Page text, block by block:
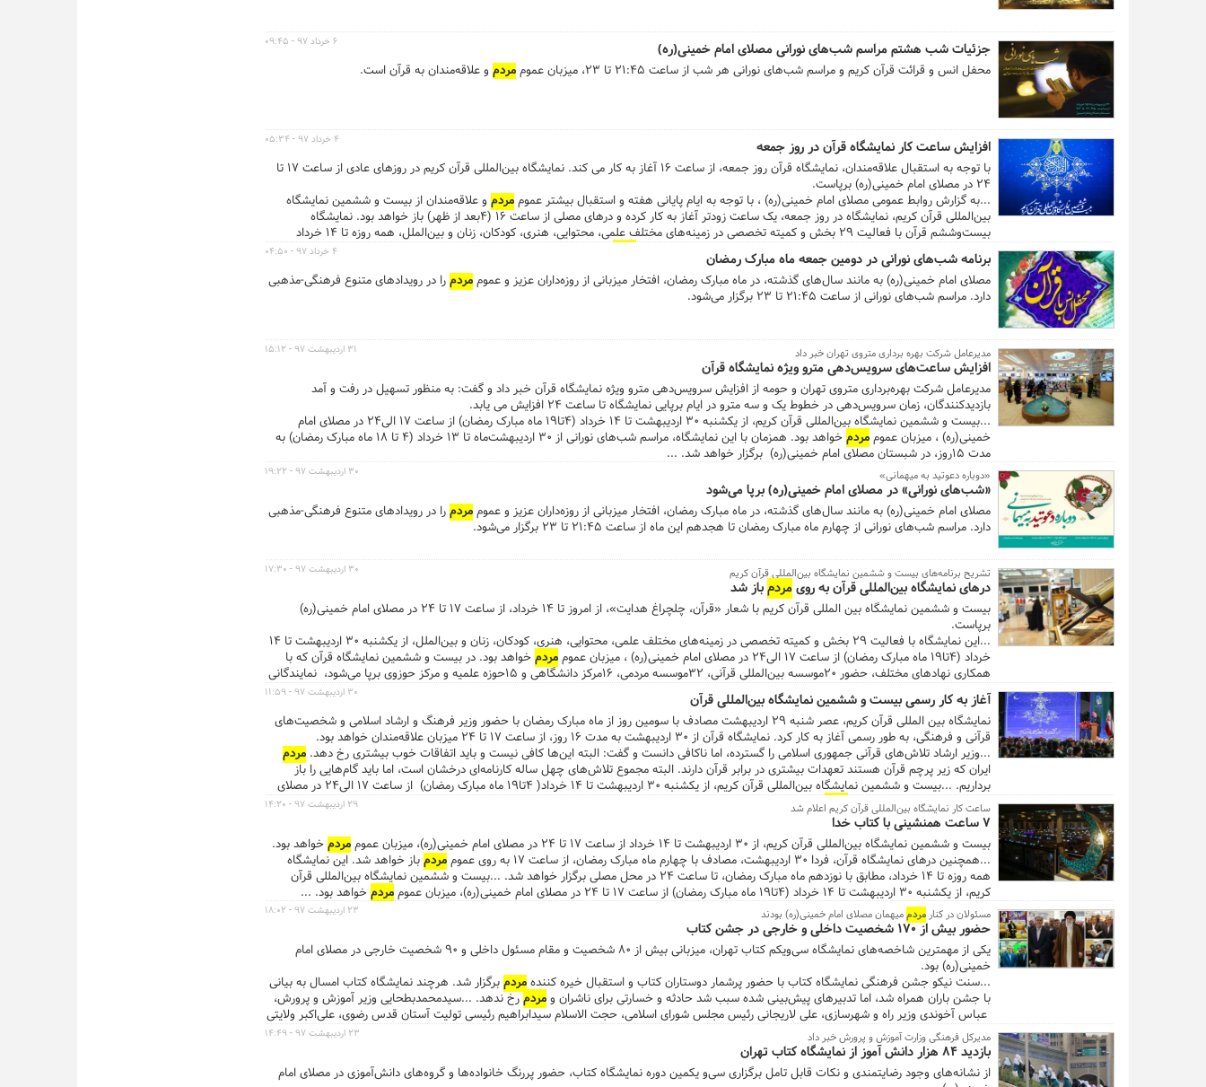
جزئیات شب هشتم مراسم شب‌های نورانی مصلای امام خمینی(ره)
محفل انس و قرائت قرآن کریم و مراسم شب‌های نورانی هر شب از ساعت ۲۱:۴۵ تا ۲۳، میزبان عموم مردم و علاقه‌مندان به قرآن است.
۶ خرداد ۹۷ - ۰۹:۴۵
افزایش ساعت کار نمایشگاه قرآن در روز جمعه
با توجه به استقبال علاقه‌مندان، نمایشگاه قرآن روز جمعه، از ساعت ۱۶ آغاز به کار می کند. نمایشگاه بین‌المللی قرآن کریم در روزهای عادی از ساعت ۱۷ تا
۲۴ در مصلای امام خمینی(ره) برپاست.
...به گزارش روابط عمومی مصلای امام خمینی(ره) ، با توجه به ایام پایانی هفته و استقبال بیشتر عموممردم و علاقه‌مندان از بیست و ششمین نمایشگاه
بین‌المللی قرآن کریم، نمایشگاه در روز جمعه، یک ساعت زودتر آغاز به کار کرده و درهای مصلی از ساعت ۱۶ (۴بعد از ظهر) باز خواهد بود. نمایشگاه
بیست‌وششم قرآن با فعالیت ۲۹ بخش و کمیته تخصصی در ‌زمینه‌های مختلف علمی، محتوایی، هنری، کودکان، زنان و بین‌الملل، همه روزه تا ۱۴ خرداد
خواهد بود. گفتنی است تا پایان زمان برگزاری نمایشگاه بین‌المللی قرآن،
ساعت مسافرگیری، فقط در خطوط ۱ و ۳ متروی تهران، تا ساعت ۲۴ افزایش می‌یابد. ...
۴ خرداد ۹۷ - ۰۵:۳۴
برنامه شب‌های نورانی در دومین جمعه ماه مبارک رمضان
مصلای امام خمینی(ره) به مانند سال‌های گذشته، در ماه مبارک رمضان، افتخار میزبانی از روزه‌داران عزیز و عموممردمرا در رویدادهای متنوع فرهنگی-مذهبی
دارد. مراسم شب‌های نورانی از ساعت ۲۱:۴۵ تا ۲۳ برگزار می‌شود.
۴ خرداد ۹۷ - ۰۴:۵۰
مدیرعامل شرکت بهره برداری متروی تهران خبر داد
افزایش ساعت‌های سرویس‌دهی مترو ویژه نمایشگاه قرآن
مدیرعامل شرکت بهره‌برداری متروی تهران و حومه از افزایش سرویس‌دهی مترو ویژه نمایشگاه قرآن خبر داد و گفت: به منظور تسهیل در رفت و آمد
بازدیدکنندگان، زمان ‏سرویس‌دهی در خطوط یک و سه مترو در ایام برپایی نمایشگاه تا ساعت ۲۴ افزایش می یابد‎.
...بیست و ششمین نمایشگاه بین‌المللی قرآن کریم، از یکشنبه ۳۰ اردیبهشت تا ۱۴ خرداد (۴تا۱۹ ماه مبارک رمضان) از ساعت ۱۷ الی۲۴ در مصلای امام
خمینی(ره) ، میزبان عموممردم
خواهد بود. همزمان با این نمایشگاه، مراسم شب‌های نورانی از ۳۰ اردیبهشت‌ماه تا ۱۳ خرداد (۴ تا ۱۸ ماه مبارک رمضان) به
مدت ۱۵روز، در شبستان مصلای امام خمینی(ره) برگزار خواهد شد. ...
۳۱ اردیبهشت ۹۷ - ۱۵:۱۲
«دوباره دعوتید به میهمانی»
«شب‌های نورانی» در مصلای امام خمینی(ره) برپا می‌شود
مصلای امام خمینی(ره) به مانند سال‌های گذشته، در ماه مبارک رمضان، افتخار میزبانی از روزه‌داران عزیز و عموممردمرا در رویدادهای متنوع فرهنگی-مذهبی
دارد. مراسم شب‌های نورانی از چهارم ماه مبارک رمضان تا هجدهم این ماه از ساعت ۲۱:۴۵ تا ۲۳ برگزار می‌شود.
۳۰ اردیبهشت ۹۷ - ۱۹:۲۲
تشریح برنامه‌های بیست و ششمین نمایشگاه بین‌المللی قرآن کریم
درهای نمایشگاه بین‌المللی قرآن به رویمردمباز شد
بیست و ششمین نمایشگاه بین المللی قرآن کریم با شعار «قرآن، چلچراغ هدایت»، از امروز تا ۱۴ خرداد، از ساعت ۱۷ تا ۲۴ در مصلای امام خمینی(ره)
برپاست.
...این نمایشگاه با فعالیت ۲۹ بخش و کمیته تخصصی در ‌زمینه‌های مختلف علمی، محتوایی، هنری، کودکان، زنان و بین‌الملل، از یکشنبه ۳۰ اردیبهشت تا ۱۴
خرداد (۴تا۱۹ ماه مبارک رمضان) از ساعت ۱۷ الی۲۴ در مصلای امام خمینی(ره) ، میزبان عموم
مردمخواهد بود. در بیست و ششمین نمایشگاه قرآن که با
همکاری نهادهای مختلف، حضور ۲۰موسسه بین‌المللی قرآنی، ۳۲موسسه مردمی، ۱۶مرکز دانشگاهی و ۱۵حوزه علمیه و مرکز حوزوی برپا می‌شود، نمایندگانی
از ۷ کشور جهان و ده‌ها شخصیت برجسته قرآنی از کشورهایی نظیر عراق، مالزی، آذربایجان و ... ...بیست و ششمین نمایشگاه بین‌المللی قرآن کریم، از
یکشنبه ۳۰ اردیبهشت تا ۱۴ خرداد (۴تا۱۹ ماه مبارک رمضان) از ساعت ۱۷ الی۲۴ در مصلای امام خمینی(ره)، میزبان عموم
۳۰ اردیبهشت ۹۷ - ۱۷:۳۰
آغاز به کار رسمی بیست و ششمین نمایشگاه بین‌المللی قرآن
نمایشگاه بین المللی قرآن کریم، عصر شنبه ۲۹ اردیبهشت مصادف با سومین روز از ماه مبارک رمضان با حضور وزیر فرهنگ و ارشاد اسلامی و شخصیت‌های
قرآنی و فرهنگی، به طور رسمی آغاز به کار کرد. نمایشگاه قرآن از ۳۰ اردیبهشت به مدت ۱۶ روز، از ساعت ۱۷ تا ۲۴ میزبان علاقه‌مندان خواهد بود.
...وزیر ارشاد تلاش‌های قرآنی جمهوری اسلامی را گسترده، اما ناکافی دانست و گفت: البته این‌ها کافی نیست و باید اتفاقات خوب بیشتری رخ دهد. مردم
ایران که زیر پرچم قرآن هستند تعهدات بیشتری در برابر قرآن دارند. البته مجموع تلاش‌های چهل ساله کارنامه‌ای درخشان است، اما باید گام‌هایی را باز
برداریم. ...بیست و ششمین نمایشگاه بین‌المللی قرآن کریم، از یکشنبه ۳۰ اردیبهشت تا ۱۴ خرداد( ۴تا۱۹ ماه مبارک رمضان) از ساعت ۱۷ الی۲۴ در مصلای
امام خمینی(ره) ، میزبان عموم مردمخواهد بود. ...
۳۰ اردیبهشت ۹۷ - ۱۱:۵۹
ساعت کار نمایشگاه بین‌المللی قرآن کریم اعلام شد
۷ ساعت همنشینی با کتاب خدا
بیست و ششمین نمایشگاه بین‌المللی قرآن کریم، از ۳۰ اردیبهشت تا ۱۴ خرداد از ساعت ۱۷ تا ۲۴ در مصلای امام خمینی(ره)، میزبان عموم مردمخواهد بود.
...همچنین درهای نمایشگاه قرآن، فردا ۳۰ اردیبهشت، مصادف با چهارم ماه مبارک رمضان، از ساعت ۱۷ به روی عموم
مردمباز خواهد شد. این نمایشگاه
همه روزه تا ۱۴ خرداد، مطابق با نوزدهم ماه مبارک رمضان، تا ساعت ۲۴ در محل مصلی برگزار خواهد شد. ...بیست و ششمین نمایشگاه بین‌المللی قرآن
کریم، از یکشنبه ۳۰ اردیبهشت تا ۱۴ خرداد (۴تا۱۹ ماه مبارک رمضان) از ساعت ۱۷ تا ۲۴ در مصلای امام خمینی(ره)، میزبان عموم
مردمخواهد بود. ...
۲۹ اردیبهشت ۹۷ - ۱۴:۲۰
مسئولان در کنارمردممیهمان مصلای امام خمینی(ره) بودند
حضور بیش از ۱۷۰ شخصیت داخلی و خارجی در جشن کتاب
یکی از مهمترین شاخصه‌های نمایشگاه سی‌ویکم کتاب تهران، میزبانی بیش از ۸۰ شخصیت و مقام مسئول داخلی و ۹۰ شخصیت خارجی در مصلای امام
خمینی(ره) بود.
...سنت نیکو جشن فرهنگی نمایشگاه کتاب با حضور پرشمار دوستاران کتاب و استقبال خیره کنندهمردمبرگزار شد. هرچند نمایشگاه کتاب امسال به بیانی
با جشن باران همراه شد، اما تدبیرهای پیش‌بینی شده سبب شد حادثه و خسارتی برای ناشران ومردمرخ ندهد. ...سیدمحمدبطحایی وزیر آموزش و پرورش،
عباس آخوندی وزیر راه و شهرسازی، علی لاریجانی رئیس مجلس شورای اسلامی، حجت الاسلام سیدابراهیم رئیسی تولیت آستان قدس رضوی، علی‌اکبر ولایتی
مشاور رهبر معظم انقلاب در امور بین‌الملل و رئیس هیئت امنای دانشگاه آزاد اسلامی، حجت الاسلام هادی صادقی معاون فرهنگی قوه قضائیه، دریادار حبیب
الله سیاری معاون هماهنگ کننده ارتش، حسین نعمتی معاون وزیر ارتباطات و مدیر عامل شرکت ملی پست، معصومه ابتکار معاون رئیس جمهور در امور
زنان و خانواده، محسن هاشمی رئیس شورای شهر تهران، غلامعلی حدادعادل نماینده ادوار مجلس و رئیس فرهنگستان زبان و ادب فارسی، عباسعلی کدخدایی
عضو و سخنگوی شورای نگهبان، محمدرضا مخبر دزفولی دبیر شورای عالی انقلاب فرهنگی، احمد مسجدجامعی عضو شورای شهر تهران، سمیع الله حسینی
۲۳ اردیبهشت ۹۷ - ۱۸:۰۲
مدیرکل فرهنگی وزارت آموزش و پرورش خبر داد
بازدید ۸۴ هزار دانش آموز از نمایشگاه کتاب تهران
از نشانه‌های وجود رضایتمندی و نکات قابل تامل برگزاری سی‌و یکمین دوره نمایشگاه کتاب، حضور پررنگ خانواده‌ها و گروه‌های دانش‌آموزی در مصلای امام
۲۳ اردیبهشت ۹۷ - ۱۴:۴۹